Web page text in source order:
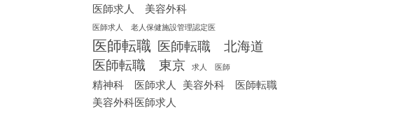
医師求人 美容外科
医師求人 老人保健施設管理認定医
医師転職 医師転職 北海道
医師転職 東京
求人 医師
精神科 医師求人 美容外科 医師転職
美容外科医師求人